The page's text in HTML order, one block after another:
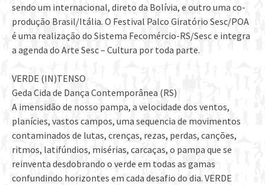
sendo um internacional, direto da Bolívia, e outro uma co-
produção Brasil/Itália. O Festival Palco Giratório Sesc/POA
é uma realização do Sistema Fecomércio-RS/Sesc e integra
a agenda do Arte Sesc – Cultura por toda parte.
VERDE (IN)TENSO
Geda Cida de Dança Contemporânea (RS)
A imensidão de nosso pampa, a velocidade dos ventos,
planícies, vastos campos, uma sequencia de movimentos
contaminados de lutas, crenças, rezas, perdas, canções,
ritmos, latifúndios, misérias, carcaças, o pampa que se
reinventa desdobrando o verde em todas as gamas
confundindo horizontes em cada desafio do dia. VERDE